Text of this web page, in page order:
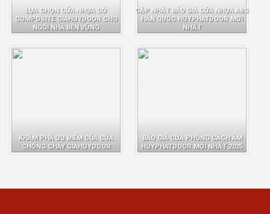
LỰA CHỌN CỬA NHỰA GỖ
COMPOSITE GIAHUYDOOR CHO
NGÔI NHÀ BỀN VỮNG
CẬP NHẬT BÁO GIÁ CỬA NHỰA ABS
HÀN QUỐC HUYPHATDOOR MỚI
NHẤT
KHÁM PHÁ ƯU ĐIỂM CỦA CỬA
CHỐNG CHÁY GIAHUYDOOR
BÁO GIÁ CỬA PHÒNG CÁCH ÂM
HUYPHATDOOR MỚI NHẤT 2025